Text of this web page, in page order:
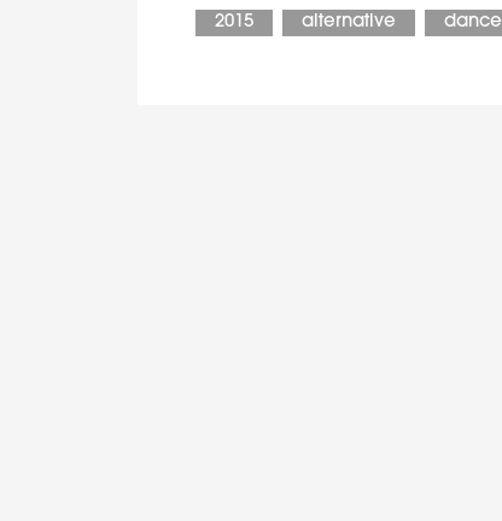
2015 alternative dance